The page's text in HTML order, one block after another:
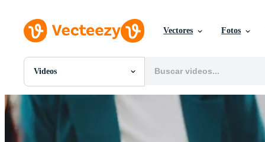
Vectores Fotos
Videos
Todas Imágenes